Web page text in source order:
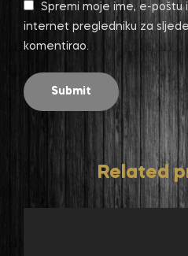
Spremi moje ime, e-poštu
internet pregledniku za
komentirao.
Related